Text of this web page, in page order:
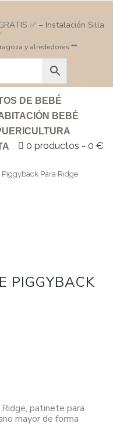
✅ – Instalación Silla
y alrededores **
DE BEBÉ
BEBÉ
0 productos 0 €
Para Ridge
PIGGYBACK
patinete para
mayor de forma